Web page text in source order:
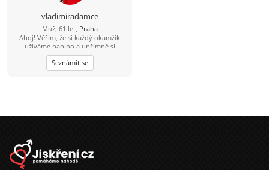
vladimiradamce
Muž, 61 let, Praha
Ahoj! Věřím, že si každý okamžik
užíváme naplno a upřímně si
užíváme malých radostí života. Miluji
objevování nových míst, ať už je to
spontánní výlet autem nebo
pro [vaše zájmy, např. hudba,
výjimečným. Věřím, že upřímnost,
laskavost a dobrý smysl pro humor
jsou klíčovými ingrediencemi pro
Seznámit se